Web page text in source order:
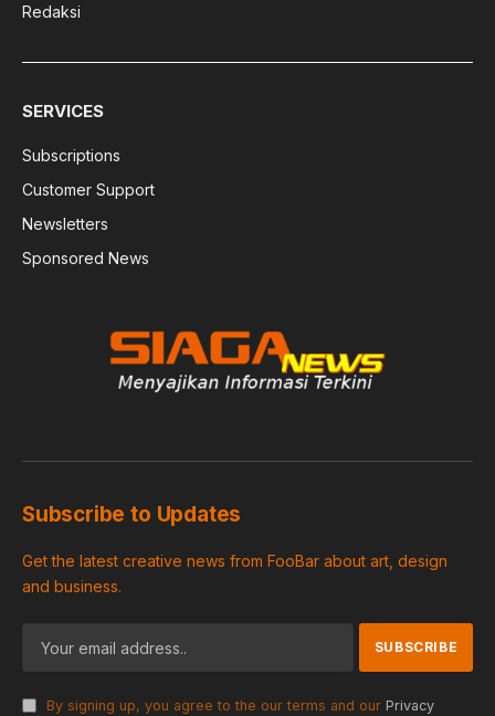
Redaksi
SERVICES
Subscriptions
Customer Support
Newsletters
Sponsored News
Subscribe to Updates
Get the latest creative news from FooBar about art, design
and business.
By signing up, you agree to the our terms and our Privacy